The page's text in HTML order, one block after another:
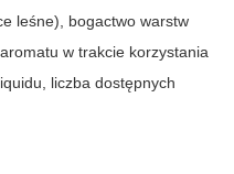
leśne), bogactwo warstw
w trakcie korzystania
liczba dostępnych